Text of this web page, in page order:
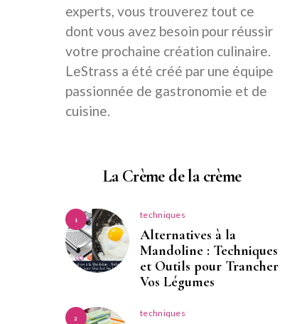
experts, vous trouverez tout ce
dont vous avez besoin pour réussir
votre prochaine création culinaire.
LeStrass a été créé par une équipe
passionnée de gastronomie et de
cuisine.
La Crème de la crème
1 techniques
Alternatives à la
Mandoline : Techniques
et Outils pour Trancher
Vos Légumes
2 techniques